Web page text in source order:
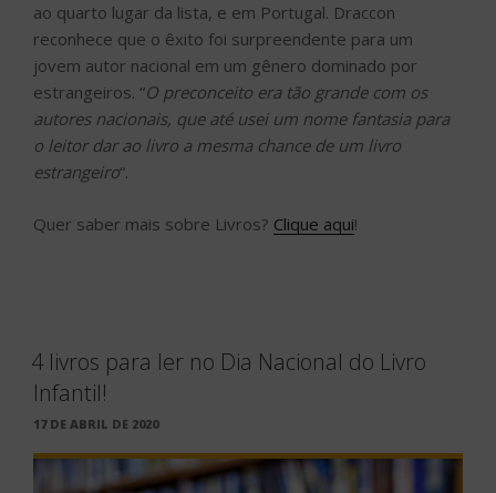
ao quarto lugar da lista, e em Portugal. Draccon
reconhece que o êxito foi surpreendente para um
jovem autor nacional em um gênero dominado por
estrangeiros. “O preconceito era tão grande com os
autores nacionais, que até usei um nome fantasia para
o leitor dar ao livro a mesma chance de um livro
estrangeiro“.
Quer saber mais sobre Livros? Clique aqui!
4 livros para ler no Dia Nacional do Livro
Infantil!
PUBLICADO
17 DE ABRIL DE 2020